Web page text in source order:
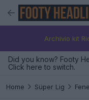
Archivio kit
Did you know? Footy
Click here to switch.
Home Süper Lig